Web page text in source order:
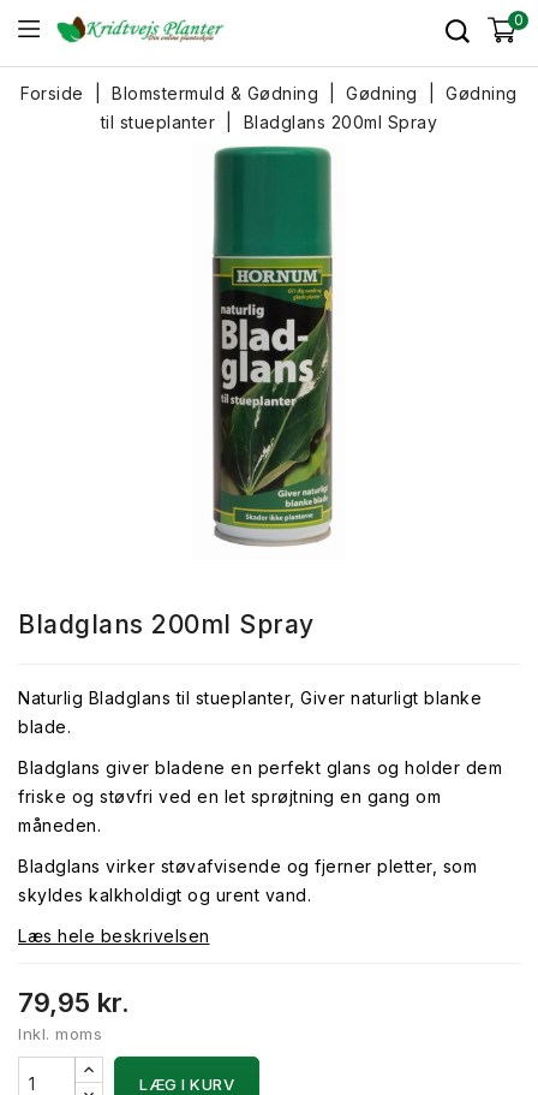
0
Forside Blomstermuld & Gødning Gødning
Gødning
til stueplanter
Bladglans 200ml Spray
Bladglans 200ml Spray
Naturlig Bladglans til stueplanter, Giver naturligt blanke
blade.
Bladglans giver bladene en perfekt glans og holder dem
friske og støvfri ved en let sprøjtning en gang om
måneden.
Bladglans virker støvafvisende og fjerner pletter, som
skyldes kalkholdigt og urent vand.
Læs hele beskrivelsen
79,95 kr.
Inkl. moms
LÆG I KURV